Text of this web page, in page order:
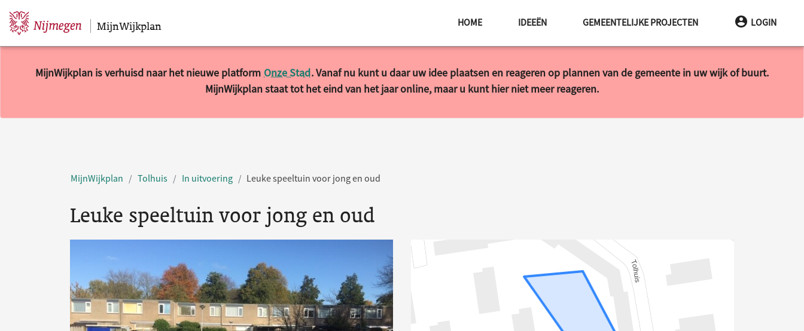
Sla navigatie over MijnWijkplan HOME IDEEËN GEMEENTELIJKE PROJECTEN LOGIN
MijnWijkplan is verhuisd naar het nieuwe platform Onze Stad. Vanaf nu kunt u daar uw idee plaatsen en reageren op plannen van de gemeente in uw wijk of buurt.
MijnWijkplan staat tot het eind van het jaar online, maar u kunt hier niet meer reageren.
MijnWijkplan Tolhuis In uitvoering Leuke speeltuin voor jong en oud
Leuke speeltuin voor jong en oud